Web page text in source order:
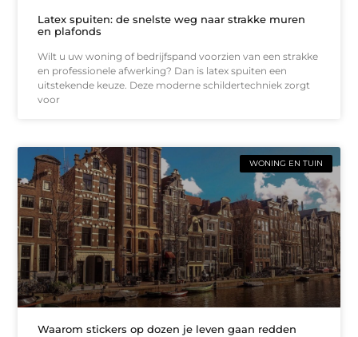
Latex spuiten: de snelste weg naar strakke muren
en plafonds
Wilt u uw woning of bedrijfspand voorzien van een strakke
en professionele afwerking? Dan is latex spuiten een
uitstekende keuze. Deze moderne schildertechniek zorgt
voor
WONING EN TUIN
Waarom stickers op dozen je leven gaan redden